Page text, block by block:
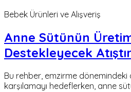
Bebek Ürünleri ve Alışveriş
Anne Sütünün
Destekleyecek
Bu rehber, emzirme dönemindeki
karşılamayı hedeflerken, anne